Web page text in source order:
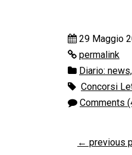
29 Maggio
permalink
Diario:
Concorsi
Comments
← previous